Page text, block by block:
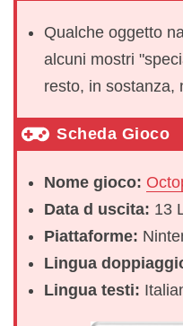
Qualche oggetto
alcuni mostri
resto, in sostanza,
Scheda Gioco
Nome gioco:
Data d uscita: 13
Piattaforme:
Lingua
Lingua testi: